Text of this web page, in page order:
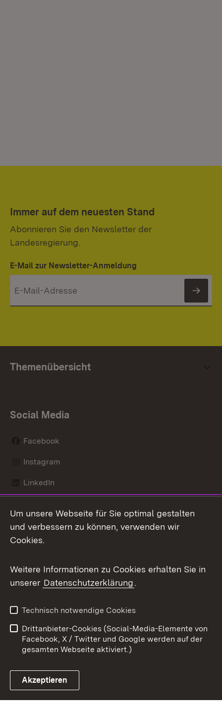
Immer auf dem neuesten Stand
Abonnieren Sie den Newsletter der
Landesregierung.
E-Mail zur Newsletter-Anmeldung
Themenübersicht
Social Media
Facebook
Instagram
LinkedIn
X / Twitter
Youtube
Link zum Landesportal
Kontakt
Datenschutz
Barrierefreiheit
Impressum
Cookies
Um unsere Webseite für Sie optimal gestalten
und verbessern zu können, verwenden wir
Cookies.
Weitere Informationen zu Cookies erhalten Sie in
unserer Datenschutzerklärung.
Technisch notwendige Cookies
Drittanbieter-Cookies (Social-Media-Elemente von
Facebook, X / Twitter und Google werden auf der
gesamten Webseite aktiviert.)
Akzeptieren